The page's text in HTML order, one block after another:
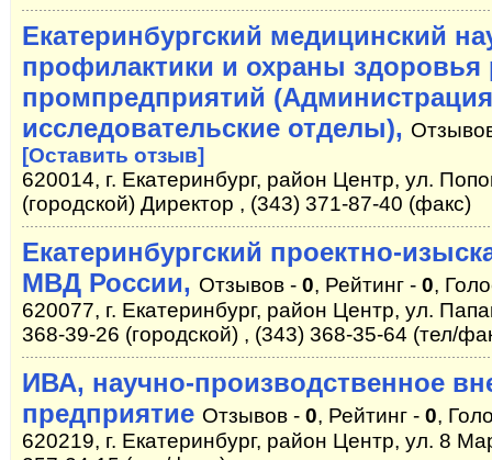
Екатеринбургский медицинский
профилактики и охраны здоровья
промпредприятий
исследовательские отделы),
[Оставить отзыв]
620014, г. Екатеринбург, район Центр, ул.
(городской) Директор , (343) 371-87-40 (факс)
Екатеринбургский проектно-
МВД России, Отзывов - 0, Рейтинг - 0,
620077, г. Екатеринбург, район Центр, ул.
368-39-26 (городской) , (343) 368-35-64 (тел/
ИВА, научно-производственное
предприятие Отзывов - 0, Рейтинг - 0,
620219, г. Екатеринбург, район Центр, ул. 8